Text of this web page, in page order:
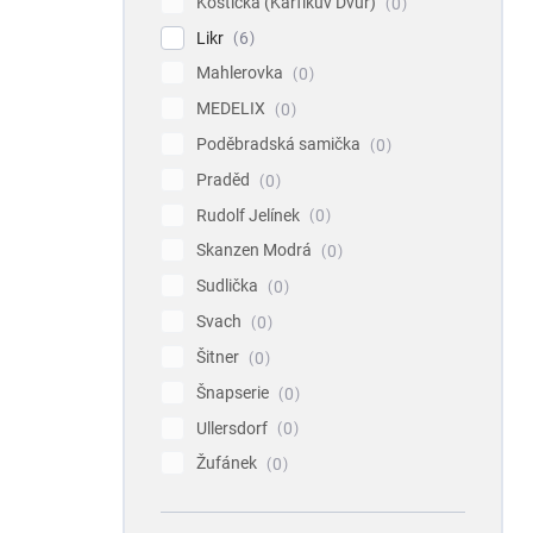
Likr
6
Mahlerovka
0
MEDELIX
0
Poděbradská samička
0
Praděd
0
Rudolf Jelínek
0
Skanzen Modrá
0
Sudlička
0
Svach
0
Šitner
0
Šnapserie
0
Ullersdorf
0
Žufánek
0